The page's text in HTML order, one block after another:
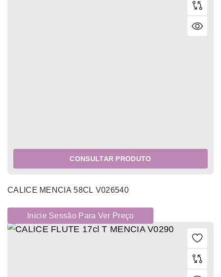
CONSULTAR PRODUTO
CALICE MENCIA 58CL V026540
Inicie Sessão Para Ver Preço